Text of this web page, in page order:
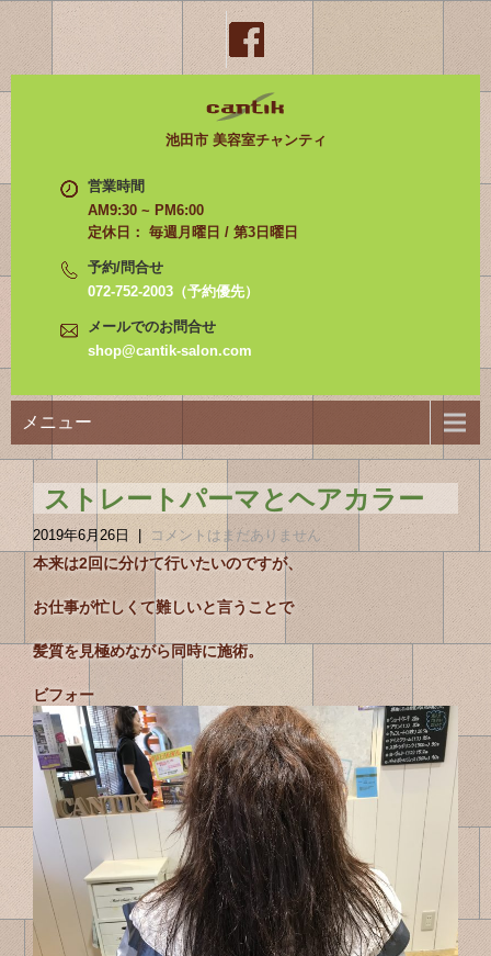
池田市 美容室チャンティ
営業時間
AM9:30 ~ PM6:00
定休日： 毎週月曜日 / 第3日曜日
予約/問合せ
072-752-2003（予約優先）
メールでのお問合せ
shop@cantik-salon.com
メニュー
ストレートパーマとヘアカラー
2019年6月26日 | コメントはまだありません
本来は2回に分けて行いたいのですが、
お仕事が忙しくて難しいと言うことで
髪質を見極めながら同時に施術。
ビフォー